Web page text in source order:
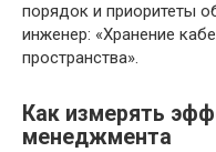
порядок и приоритеты
инженер: «Хранение
пространства».
Как измерять
менеджмента